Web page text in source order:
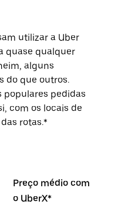
utilizar a Uber
quase qualquer
alguns
do que outros.
populares pedidas
com os locais de
rotas.*
Preço médio com
o UberX*